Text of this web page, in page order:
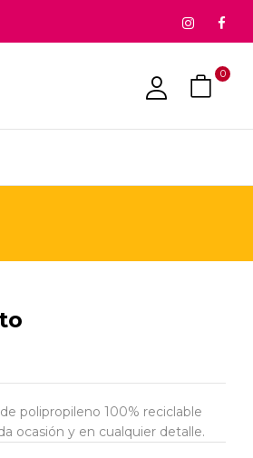
0
polipropileno 100% reciclable
ocasión y en cualquier detalle.